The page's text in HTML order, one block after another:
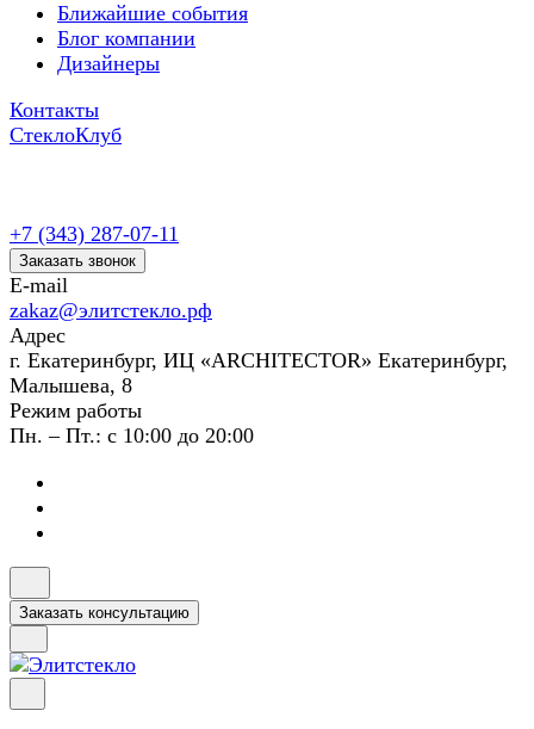
Ближайшие события
Блог компании
Дизайнеры
Контакты
СтеклоКлуб
+7 (343) 287-07-11
Заказать звонок
E-mail
zakaz@элитстекло.рф
Адрес
г. Екатеринбург, ИЦ «ARCHITECTOR» Екатеринбург,
Малышева, 8
Режим работы
Пн. – Пт.: с 10:00 до 20:00
Заказать консультацию